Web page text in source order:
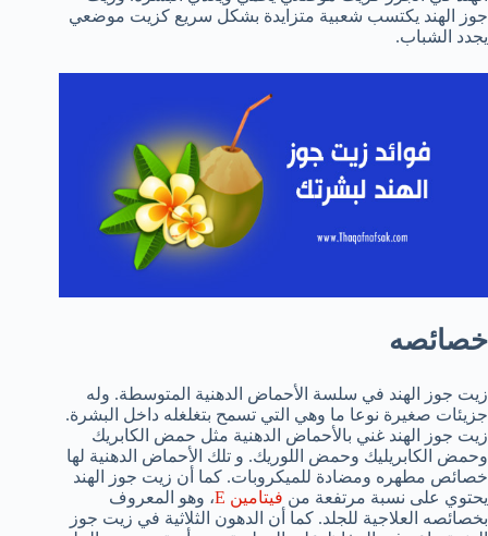
جوز الهند يكتسب شعبية متزايدة بشكل سريع كزيت موضعي
يجدد الشباب.
خصائصه
زيت جوز الهند في سلسة الأحماض الدهنية المتوسطة. وله
جزيئات صغيرة نوعا ما وهي التي تسمح بتغلغله داخل البشرة.
زيت جوز الهند غني بالأحماض الدهنية مثل حمض الكابريك
وحمض الكابريليك وحمض اللوريك. و تلك الأحماض الدهنية لها
خصائص مطهره ومضادة للميكروبات. كما أن زيت جوز الهند
يحتوي على نسبة مرتفعة من فيتامين E
، وهو المعروف
بخصائصه العلاجية للجلد. كما أن الدهون الثلاثية في زيت جوز